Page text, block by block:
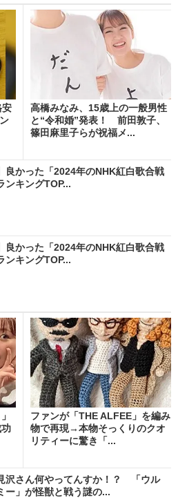
安
高橋みなみ、15歳上の一般男性
と“令和婚”発表！ 前田敦子、
篠田麻里子らが祝福メ...
良かった「2024年のNHK紅白歌合戦
ンキングTOP...
良かった「2024年のNHK紅白歌合戦
ンキングTOP...
ファンが「THE ALFEE」を編み
物で再現→本物そっくりのクオ
リティーに驚き「...
沢さん何やってんすか！？ 「ウル
ー」が怪獣と戦う謎の...